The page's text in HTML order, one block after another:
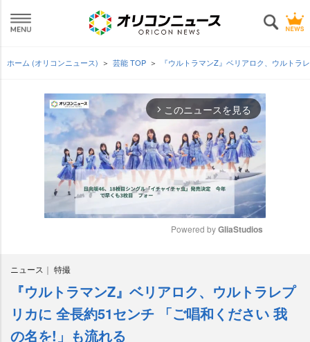
ホーム (オリコンニュース) 芸能 TOP 『ウルトラマンZ』ベリアロク、ウルト
arrow_forward_ios このニュースを見る
t
e
Powered by GliaStudios
ニュース 特撮
『ウルトラマンZ』ベリアロク、ウルトラレプ
リカに 全長約51センチ 「ご唱和ください 我
の名を!」も流れる